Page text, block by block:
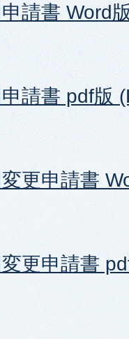
請書 Word
請書 pdf版
更申請書
更申請書